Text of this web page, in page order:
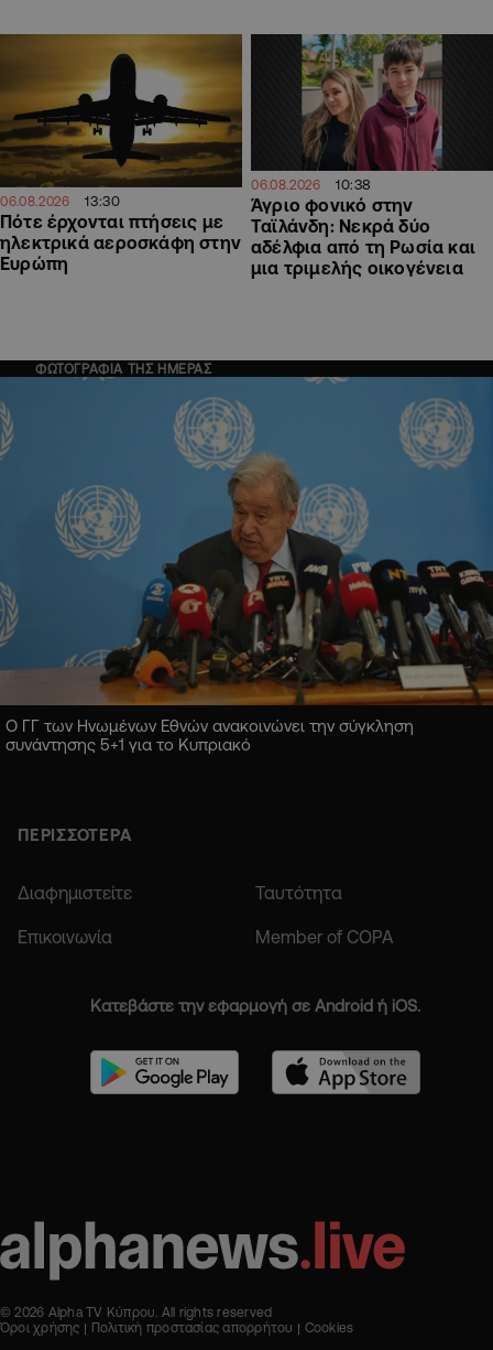
06.08.2026 13:30
Πότε έρχονται πτήσεις με
ηλεκτρικά αεροσκάφη στην
Ευρώπη
06.08.2026 10:38
Άγριο φονικό στην
Ταϊλάνδη: Νεκρά δύο
αδέλφια από τη Ρωσία και
μια τριμελής οικογένεια
ΦΩΤΟΓΡΑΦΙΑ ΤΗΣ ΗΜΕΡΑΣ
Ο ΓΓ των Ηνωμένων Εθνών ανακοινώνει την σύγκληση
συνάντησης 5+1 για το Κυπριακό
ΠΕΡΙΣΣΟΤΕΡΑ
Διαφημιστείτε Ταυτότητα
Επικοινωνία Member of COPA
Κατεβάστε την εφαρμογή σε Android ή iOS.
© 2026 Alpha TV Κύπρου. All rights reserved
Όροι χρήσης
Πολιτική προστασίας απορρήτου Cookies